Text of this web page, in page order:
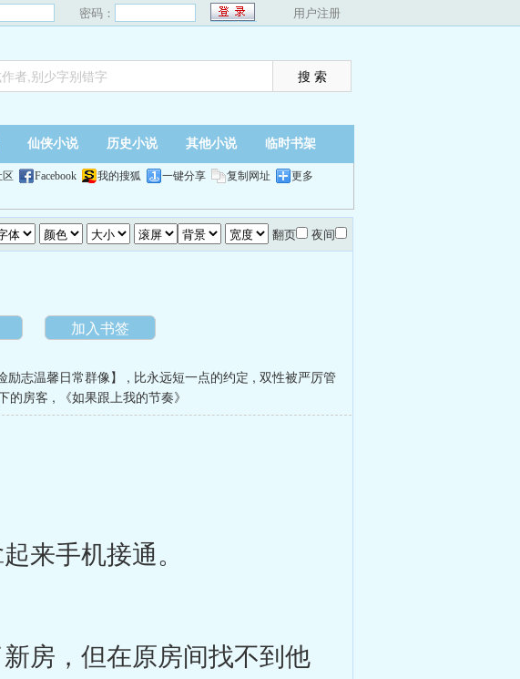
密码： 用户注册
仙侠小说 历史小说 其他小说 临时书架
区 Facebook 我的搜狐 一键分享 复制网址 更多
翻页 夜间
加入书签
志温馨日常群像】 , 比永远短一点的约定 , 双性被严厉管
的房客 , 《如果跟上我的节奏》
来手机接通。
房，但在原房间找不到他